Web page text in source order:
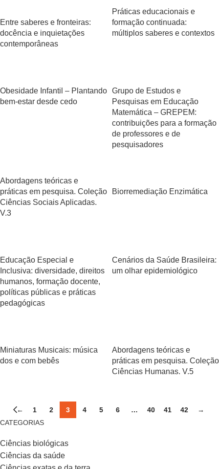
CATEGORIAS
ciências biológicas
ciências da saúde
Entre saberes e fronteiras:
docência e inquietações
contemporâneas
Práticas educacionais e
formação continuada:
múltiplos saberes e contextos
Obesidade Infantil – Plantando
bem-estar desde cedo
Grupo de Estudos e
Pesquisas em Educação
Matemática – GREPEM:
contribuições para a formação
de professores e de
pesquisadores
Abordagens teóricas e
práticas em pesquisa. Coleção
Ciências Sociais Aplicadas.
V.3
Biorremediação Enzimática
Educação Especial e
Inclusiva: diversidade, direitos
humanos, formação docente,
políticas públicas e práticas
pedagógicas
Cenários da Saúde Brasileira:
um olhar epidemiológico
Miniaturas Musicais: música
dos e com bebês
Abordagens teóricas e
práticas em pesquisa. Coleção
Ciências Humanas. V.5
← 1 2 3 4 5 6 … 40 41 42 →